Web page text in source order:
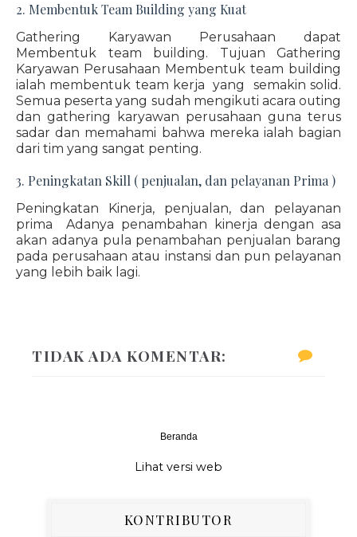
2. Membentuk Team Building yang Kuat
Gathering Karyawan Perusahaan dapat
Membentuk team building. Tujuan Gathering
Karyawan Perusahaan Membentuk team building
ialah membentuk team kerja yang semakin solid.
Semua peserta yang sudah mengikuti acara outing
dan gathering karyawan perusahaan guna terus
sadar dan memahami bahwa mereka ialah bagian
dari tim yang sangat penting.
3. Peningkatan Skill ( penjualan, dan pelayanan Prima )
Peningkatan Kinerja, penjualan, dan pelayanan
prima Adanya penambahan kinerja dengan asa
akan adanya pula penambahan penjualan barang
pada perusahaan atau instansi dan pun pelayanan
yang lebih baik lagi.
TIDAK ADA KOMENTAR:
Beranda
Lihat versi web
KONTRIBUTOR